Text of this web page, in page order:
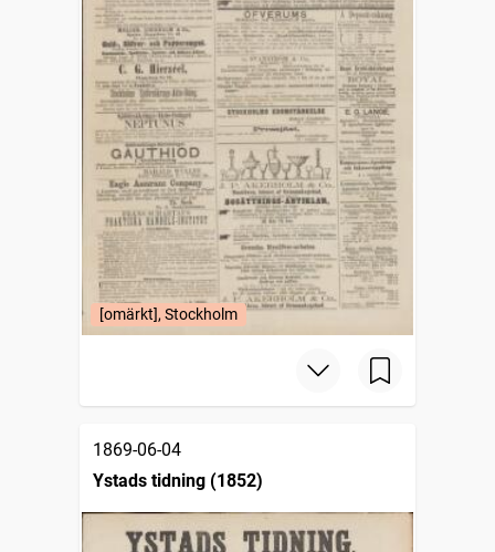
[omärkt], Stockholm
1869-06-04
Ystads tidning (1852)